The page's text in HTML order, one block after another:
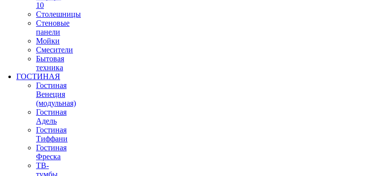
10
Столешницы
Стеновые
панели
Мойки
Смесители
Бытовая
техника
ГОСТИНАЯ
Гостиная
Венеция
(модульная)
Гостиная
Адель
Гостиная
Тиффани
Гостиная
Фреска
ТВ-
тумбы